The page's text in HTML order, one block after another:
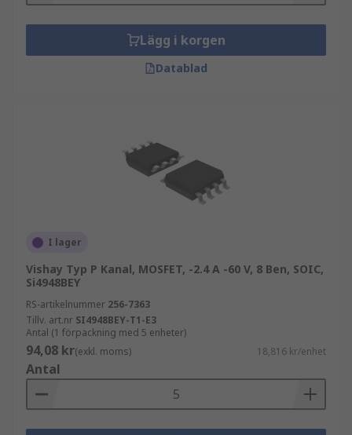
Lägg i korgen
Datablad
I lager
Vishay Typ P Kanal, MOSFET, -2.4 A -60 V, 8 Ben, SOIC,
Si4948BEY
RS-artikelnummer 256-7363
Tillv. art.nr SI4948BEY-T1-E3
Antal (1 förpackning med 5 enheter)
94,08 kr(exkl. moms) 18,816 kr/enhet
Antal